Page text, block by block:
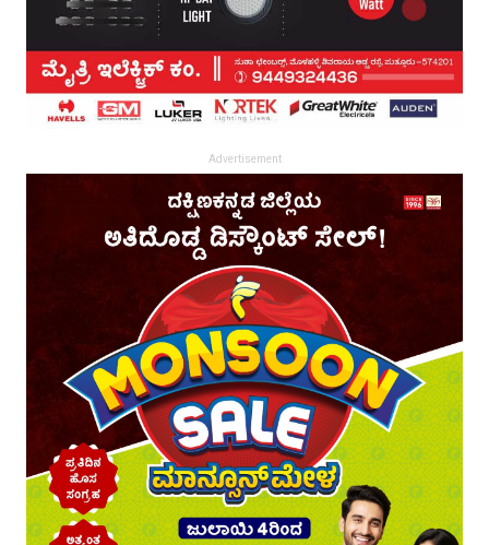
Advertisement